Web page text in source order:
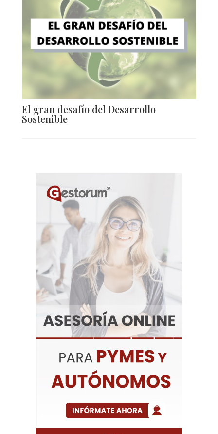
El gran desafío del Desarrollo
Sostenible